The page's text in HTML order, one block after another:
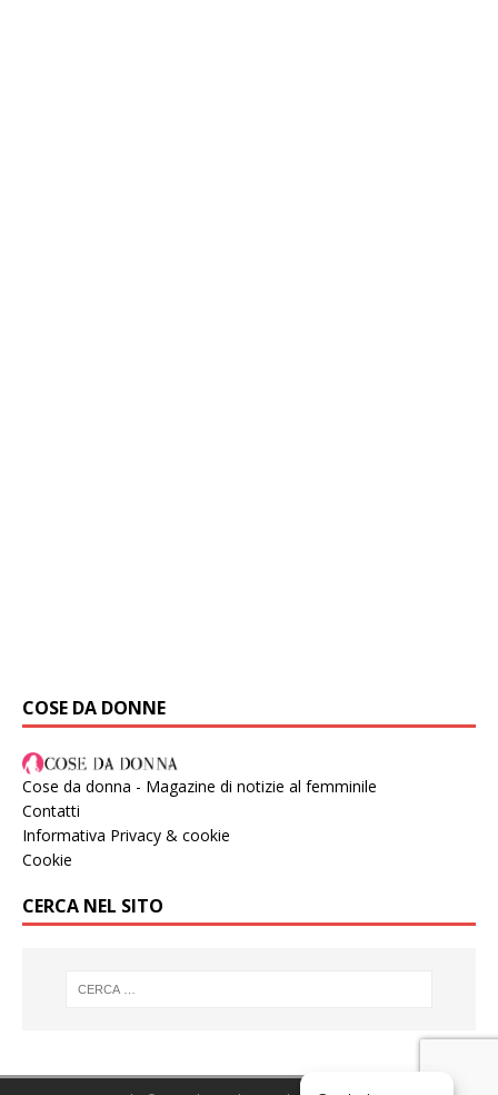
COSE DA DONNE
Cose da donna - Magazine di notizie al femminile
Contatti
Informativa Privacy & cookie
Cookie
CERCA NEL SITO